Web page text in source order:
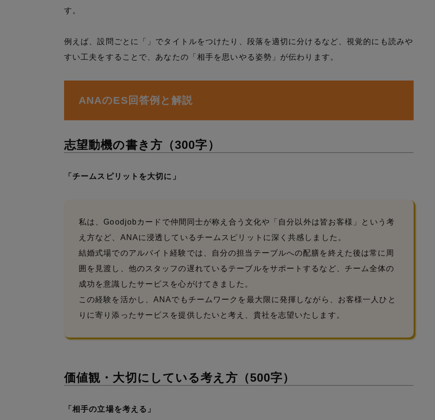
す。
例えば、設問ごとに「」でタイトルをつけたり、段落を適切に分けるなど、視覚的にも読みや
すい工夫をすることで、あなたの「相手を思いやる姿勢」が伝わります。
ANAのES回答例と解説
志望動機の書き方（300字）
「チームスピリットを大切に」
私は、Goodjobカードで仲間同士が称え合う文化や「自分以外は皆お客様」という考
え方など、ANAに浸透しているチームスピリットに深く共感しました。
結婚式場でのアルバイト経験では、自分の担当テーブルへの配膳を終えた後は常に周
囲を見渡し、他のスタッフの遅れているテーブルをサポートするなど、チーム全体の
成功を意識したサービスを心がけてきました。
この経験を活かし、ANAでもチームワークを最大限に発揮しながら、お客様一人ひと
りに寄り添ったサービスを提供したいと考え、貴社を志望いたします。
価値観・大切にしている考え方（500字）
「相手の立場を考える」